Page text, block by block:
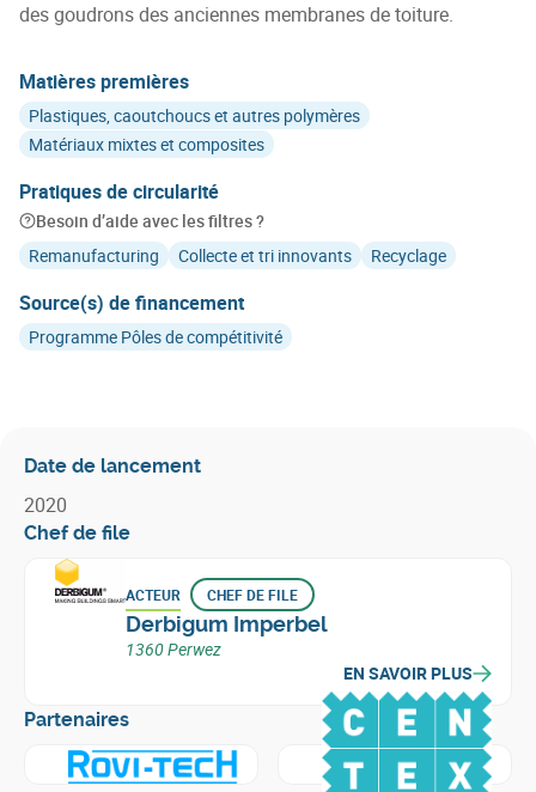
des goudrons des anciennes membranes de toiture.
Matières premières
Plastiques, caoutchoucs et autres polymères
Matériaux mixtes et composites
Pratiques de circularité
Besoin d’aide avec les filtres ?
Remanufacturing
Collecte et tri innovants Recyclage
Source(s) de financement
Programme Pôles de compétitivité
Date de lancement
2020
Chef de file
ACTEUR CHEF DE FILE
Derbigum Imperbel
1360 Perwez
EN SAVOIR PLUS
Partenaires
En savoir plus surRovi-Tech En savoir plus sur Centre